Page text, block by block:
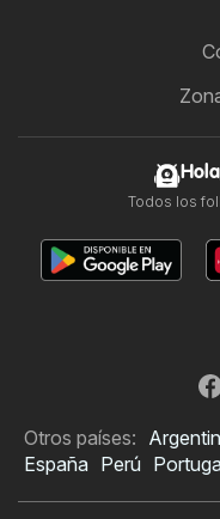
Todos los
Otros países:
España Perú